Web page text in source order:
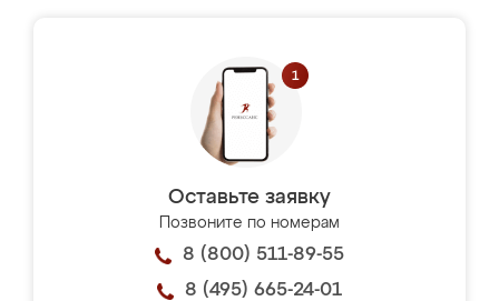
Оставьте заявку
Позвоните по номерам
8 (800) 511-89-55
8 (495) 665-24-01